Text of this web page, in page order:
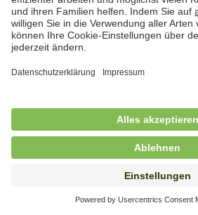
Hauswirtschaftskraft (m/w/d)
in Teilzeit (mind. 20 - max. 30
Hauswirtschaftskraft (m/w/d)
in unbefristeter Anstellung,
Kinderdorf Dortmund, Hagen